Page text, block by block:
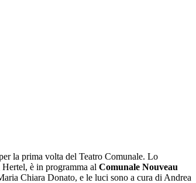
la prima volta del Teatro Comunale. Lo
è in programma al Comunale Nouveau
Chiara Donato, e le luci sono a cura di Andrea